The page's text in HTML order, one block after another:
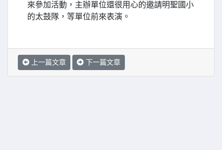
來參加活動，主辦單位還很用心的邀請明聖國小
的太鼓隊，等單位前來表演。
上一篇文章 下一篇文章